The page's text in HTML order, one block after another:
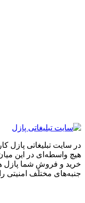
تبلیغاتی پازل
در این میان
و فروشِ شما پازل هیچ
مختلف امنیتی را در